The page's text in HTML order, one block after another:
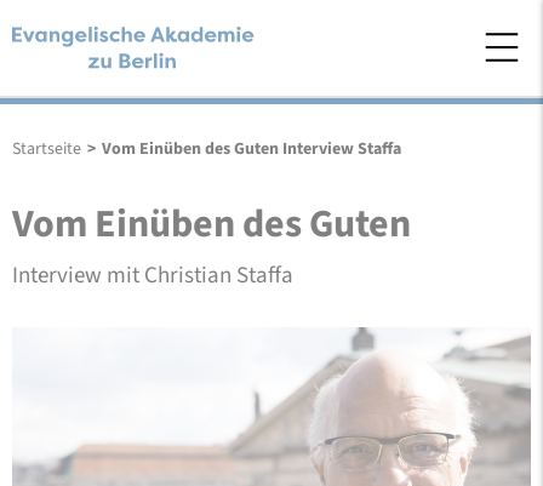
Startseite > Vom Einüben des Guten Interview Staffa
Vom Einüben des Guten
Interview mit Christian Staffa